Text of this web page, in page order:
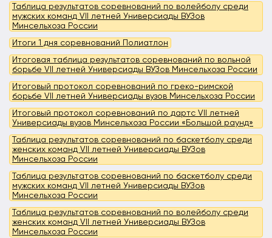
Таблица результатов соревнований по волейболу среди
мужских команд VII летней Универсиады ВУЗов
Минсельхоза России
Итоги 1 дня соревнований Полиатлон
Итоговая таблица результатов соревнований по вольной
борьбе VII летней Универсиады ВУЗов Минсельхоза России
Итоговый протокол соревнований по греко-римской
борьбе VII летней Универсиады вузов Минсельхоза России
Итоговый протокол соревнований по дартс VII летней
Универсиады вузов Минсельхоза России «Большой раунд»
Таблица результатов соревнований по баскетболу среди
женских команд VII летней Универсиады ВУЗов
Минсельхоза России
Таблица результатов соревнований по баскетболу среди
мужских команд VII летней Универсиады ВУЗов
Минсельхоза России
Таблица результатов соревнований по волейболу среди
женских команд VII летней Универсиады ВУЗов
Минсельхоза России